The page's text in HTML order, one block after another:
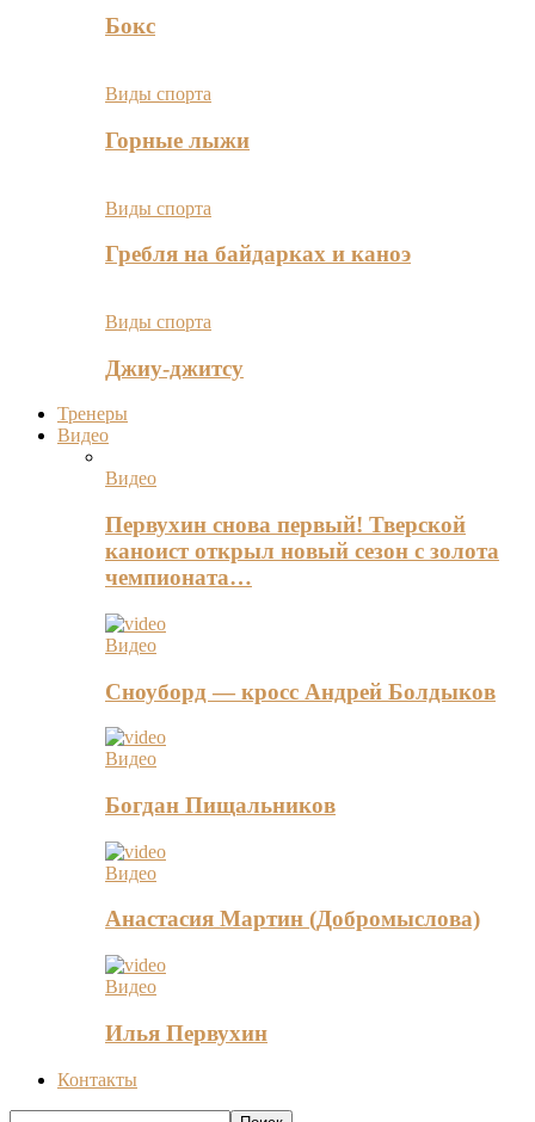
Бокс
Виды спорта
Горные лыжи
Виды спорта
Гребля на байдарках и каноэ
Виды спорта
Джиу-джитсу
Тренеры
Видео
Видео
Первухин снова первый! Тверской
каноист открыл новый сезон с золота
чемпионата…
Видео
Сноуборд — кросс Андрей Болдыков
Видео
Богдан Пищальников
Видео
Анастасия Мартин (Добромыслова)
Видео
Илья Первухин
Контакты